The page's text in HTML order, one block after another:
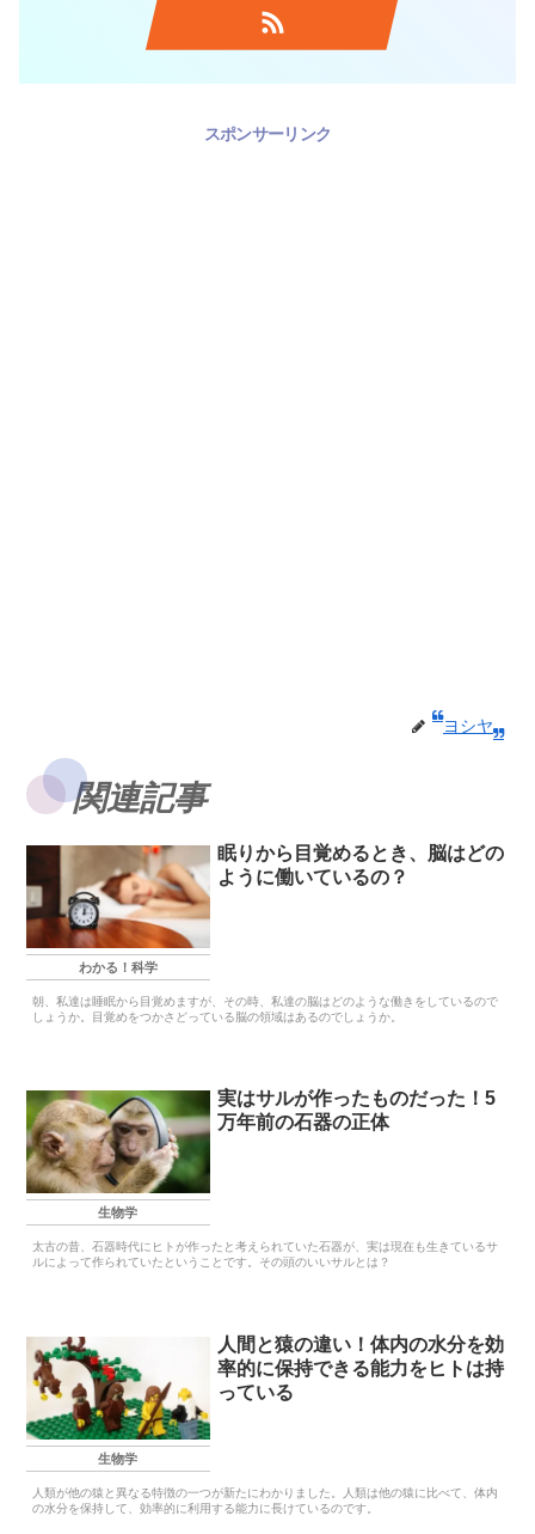
スポンサーリンク
ヨシヤ
関連記事
わかる！科学
眠りから目覚めるとき、脳はどの
ように働いているの？
朝、私達は睡眠から目覚めますが、その時、私達の脳はどのような働きをしているので
しょうか。目覚めをつかさどっている脳の領域はあるのでしょうか。
生物学
実はサルが作ったものだった！5
万年前の石器の正体
太古の昔、石器時代にヒトが作ったと考えられていた石器が、実は現在も生きているサ
ルによって作られていたということです。その頭のいいサルとは？
生物学
人間と猿の違い！体内の水分を効
率的に保持できる能力をヒトは持
っている
人類が他の猿と異なる特徴の一つが新たにわかりました。人類は他の猿に比べて、体内
の水分を保持して、効率的に利用する能力に長けているのです。